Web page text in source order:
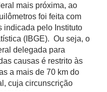
mais próxima, ao
foi feita com
indicada pelo Instituto
(IBGE). Ou seja, o
delegada para
causas é restrito às
a mais de 70 km do
cuja circunscrição